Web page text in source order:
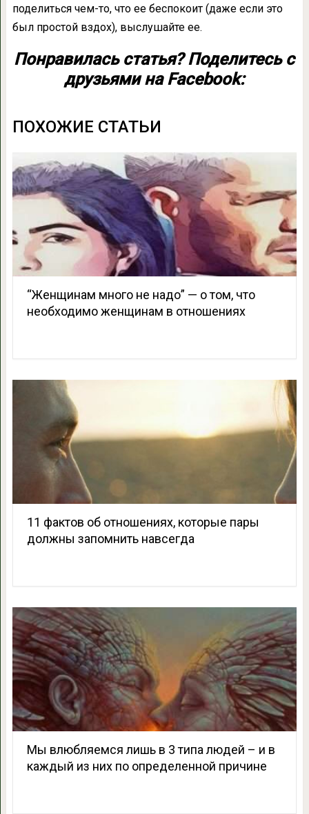
поделиться чем-то, что ее беспокоит (даже если это
был простой вздох), выслушайте ее.
Понравилась статья? Поделитесь с
друзьями на Facebook:
ПОХОЖИЕ СТАТЬИ
“Женщинам много не надо” — о том, что
необходимо женщинам в отношениях
11 фактов об отношениях, которые пары
должны запомнить навсегда
Мы влюбляемся лишь в 3 типа людей – и в
каждый из них по определенной причине